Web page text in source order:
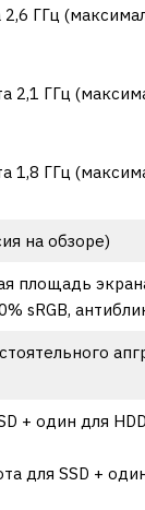
2,6 ГГц
2,1 ГГц
1,8 ГГц
на обзоре)
площадь
sRGB,
+ один для HDD
для SSD +